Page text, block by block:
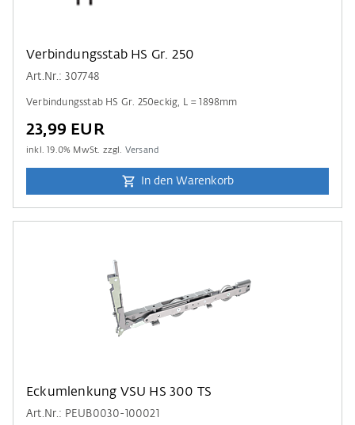
Verbindungsstab HS Gr. 250
Art.Nr.: 307748
Verbindungsstab HS Gr. 250eckig, L = 1898mm
23,99 EUR
inkl.19.0% MwSt. zzgl. Versand
In den Warenkorb
Eckumlenkung VSU HS 300 TS
Art.Nr.: PEUB0030-100021